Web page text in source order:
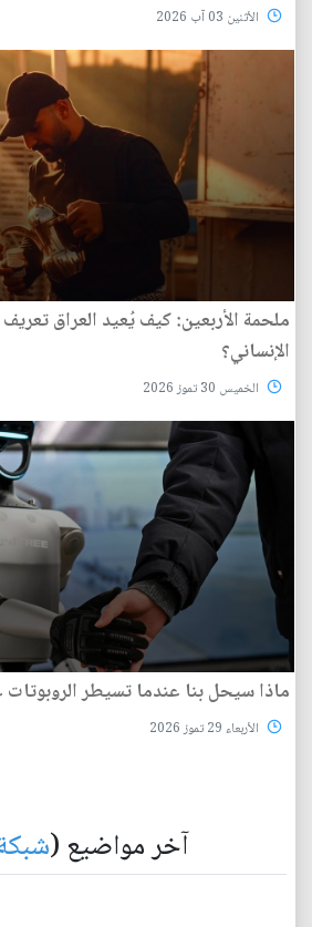
الأثنين 03 آب 2026
ملحمة الأربعين: كيف يُعيد العراق
الإنساني؟
الخميس 30 تموز 2026
ماذا سيحل بنا عندما تسيطر الروبوتات
الأربعاء 29 تموز 2026
آخر مواضيع (